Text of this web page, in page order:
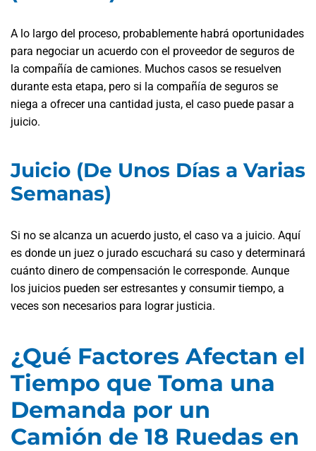
A lo largo del proceso, probablemente habrá oportunidades
para negociar un acuerdo con el proveedor de seguros de
la compañía de camiones. Muchos casos se resuelven
durante esta etapa, pero si la compañía de seguros se
niega a ofrecer una cantidad justa, el caso puede pasar a
juicio.
Juicio (De Unos Días a Varias
Semanas)
Si no se alcanza un acuerdo justo, el caso va a juicio. Aquí
es donde un juez o jurado escuchará su caso y determinará
cuánto dinero de compensación le corresponde. Aunque
los juicios pueden ser estresantes y consumir tiempo, a
veces son necesarios para lograr justicia.
¿Qué Factores Afectan el
Tiempo que Toma una
Demanda por un
Camión de 18 Ruedas en